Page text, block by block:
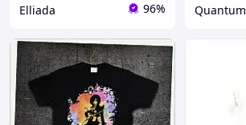
Elliada 96% Quantum